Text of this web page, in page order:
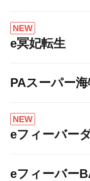
NEW
e冥妃転生
PAスーパー
NEW
eフィーバー
eフィーバー